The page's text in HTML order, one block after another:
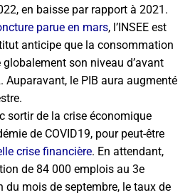
en baisse par rapport à 2021.
parue en mars, l’INSEE est
anticipe que la consommation
son niveau d’avant
Auparavant, le PIB aura augmenté
sortir de la crise économique
de COVID19, pour peut-être
crise financière. En attendant,
de 84 000 emplois au 3e
du mois de septembre, le taux de